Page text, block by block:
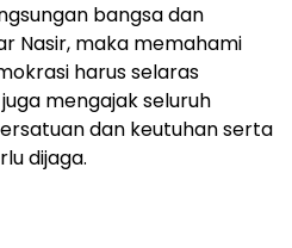
bangsa dan
Nasir, maka memahami
harus selaras
mengajak seluruh
dan keutuhan serta
dijaga.